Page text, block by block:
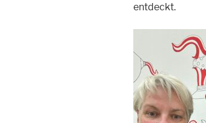
entdeckt.